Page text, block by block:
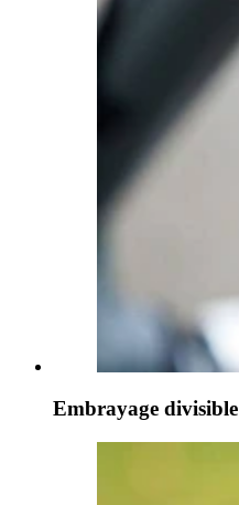
Embrayage divisible